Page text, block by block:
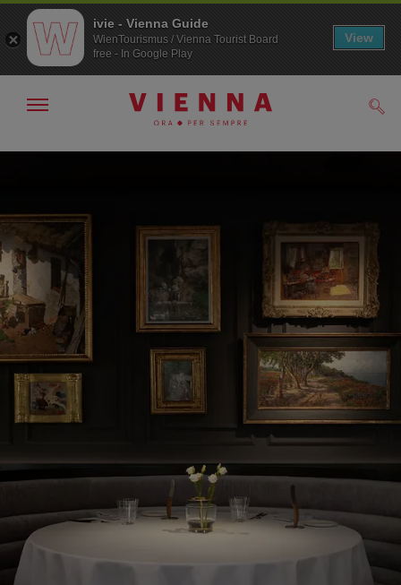
Alla
Al
Mostra/nascondi
ivie - Vienna Guide
WienTourismus / Vienna Tourist Board
free - In Google Play
View